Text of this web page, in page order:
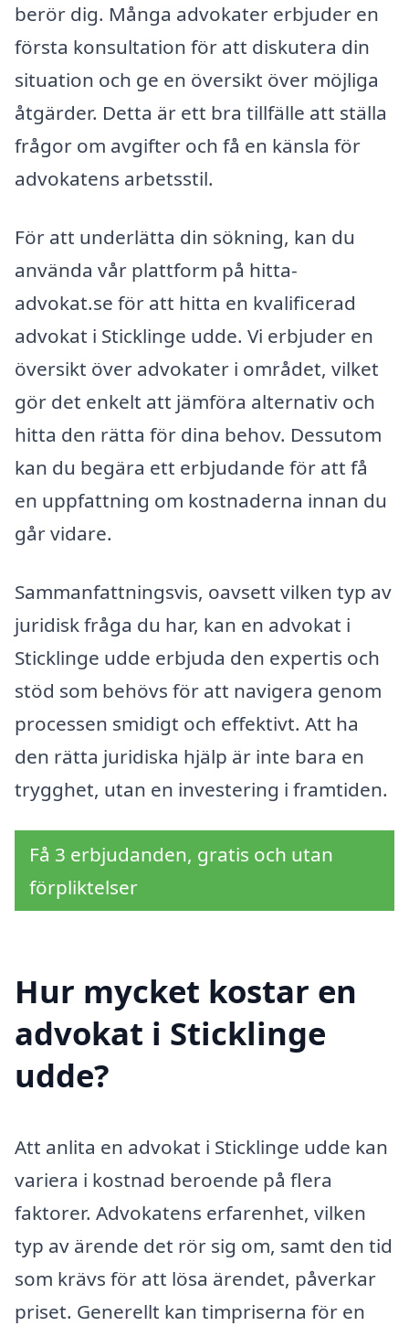
berör dig. Många advokater erbjuder en
första konsultation för att diskutera din
situation och ge en översikt över möjliga
åtgärder. Detta är ett bra tillfälle att ställa
frågor om avgifter och få en känsla för
advokatens arbetsstil.
För att underlätta din sökning, kan du
använda vår plattform på hitta-
advokat.se för att hitta en kvalificerad
advokat i Sticklinge udde. Vi erbjuder en
översikt över advokater i området, vilket
gör det enkelt att jämföra alternativ och
hitta den rätta för dina behov. Dessutom
kan du begära ett erbjudande för att få
en uppfattning om kostnaderna innan du
går vidare.
Sammanfattningsvis, oavsett vilken typ av
juridisk fråga du har, kan en advokat i
Sticklinge udde erbjuda den expertis och
stöd som behövs för att navigera genom
processen smidigt och effektivt. Att ha
den rätta juridiska hjälp är inte bara en
trygghet, utan en investering i framtiden.
Få 3 erbjudanden, gratis och utan
förpliktelser
Hur mycket kostar en
advokat i Sticklinge
udde?
Att anlita en advokat i Sticklinge udde kan
variera i kostnad beroende på flera
faktorer. Advokatens erfarenhet, vilken
typ av ärende det rör sig om, samt den tid
som krävs för att lösa ärendet, påverkar
priset. Generellt kan timpriserna för en